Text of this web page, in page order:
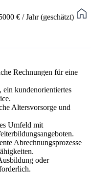
€ / Jahr (geschätzt)
Rechnungen für eine
ein kundenorientiertes
Altersvorsorge und
Umfeld mit
Abrechnungsprozesse
oder